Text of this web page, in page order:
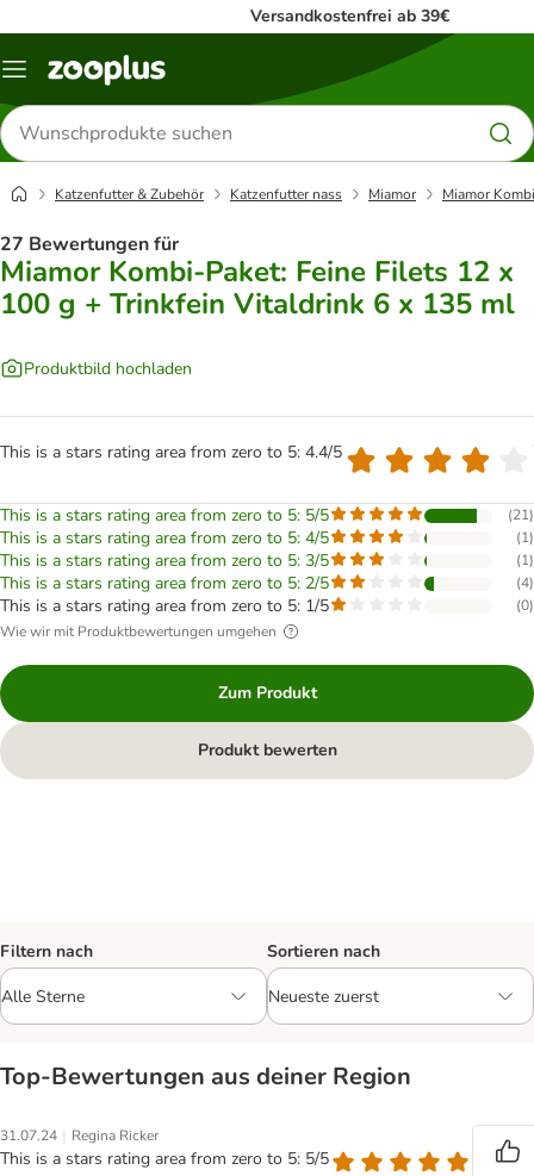
Versandkostenfrei ab 39€
Menü
Produkte
suchen
Katzenfutter & Zubehör Katzenfutter nass Miamor Miamor
27 Bewertungen für
Miamor Kombi-Paket: Feine Filets 12 x
100 g + Trinkfein Vitaldrink 6 x 135 ml
Produktbild hochladen
This is a stars rating area from zero to 5: 4.4/5
This is a stars rating area from zero to 5: 5/5 (21)
This is a stars rating area from zero to 5: 4/5 (1)
This is a stars rating area from zero to 5: 3/5 (1)
This is a stars rating area from zero to 5: 2/5 (4)
This is a stars rating area from zero to 5: 1/5 (0)
Wie wir mit Produktbewertungen umgehen
Zum Produkt
Produkt bewerten
Filtern nach Sortieren nach
Top‑Bewertungen aus deiner Region
31.07.24 | Regina Ricker
This is a stars rating area from zero to 5: 5/5